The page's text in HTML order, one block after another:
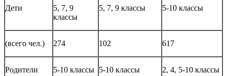
Дети
5, 7, 9
классы
5, 7, 9 классы 5-10 классы
(всего чел.) 274 102 617
Родители 5-10 классы 5-10 классы 2, 4, 5-10 классы